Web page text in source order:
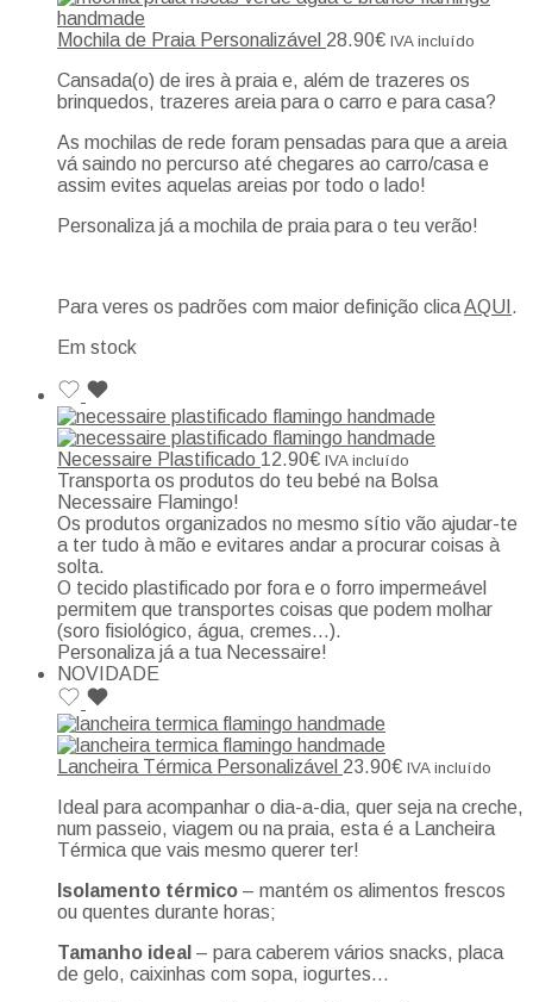
Mochila de Praia Personalizável 28.90€ IVA incluído
Cansada(o) de ires à praia e, além de trazeres os
brinquedos, trazeres areia para o carro e para casa?
As mochilas de rede foram pensadas para que a areia
vá saindo no percurso até chegares ao carro/casa e
assim evites aquelas areias por todo o lado!
Personaliza já a mochila de praia para o teu verão!
Para veres os padrões com maior definição clicaAQUI .
Em stock
Necessaire Plastificado 12.90€ IVA incluído
Transporta os produtos do teu bebé na Bolsa
Necessaire Flamingo!
Os produtos organizados no mesmo sítio vão ajudar-te
a ter tudo à mão e evitares andar a procurar coisas à
solta.
O tecido plastificado por fora e o forro impermeável
permitem que transportes coisas que podem molhar
(soro fisiológico, água, cremes…).
Personaliza já a tua Necessaire!
NOVIDADE
Lancheira Térmica Personalizável 23.90€ IVA incluído
Ideal para acompanhar o dia-a-dia, quer seja na creche,
num passeio, viagem ou na praia, esta é a Lancheira
Térmica que vais mesmo querer ter!
Isolamento térmico – mantém os alimentos frescos
ou quentes durante horas;
Tamanho ideal – para caberem vários snacks, placa
de gelo, caixinhas com sopa, iogurtes…